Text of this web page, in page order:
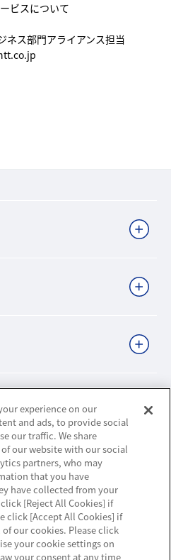
ビスについて
ス部門アライアンス担当
イトexperience on our
and ads, to provide social
our traffic. We share
our website with our social
partners, who may
that you have
have collected from your
[Reject All Cookies] if
click [Accept All Cookies] if
our cookies. Please click
your cookie settings on
your consent at any time